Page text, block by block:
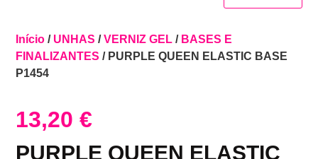
Início / UNHAS /VERNIZ GEL / BASES E
FINALIZANTES / PURPLE QUEEN ELASTIC BASE
P1454
13,20€
PURPLE QUEEN ELASTIC